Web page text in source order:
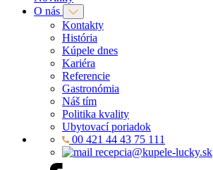
O nás
Kontakty
História
Kúpele dnes
Kariéra
Referencie
Gastronómia
Náš tím
Politika kvality
Ubytovací poriadok
00 421 44 43 75 111
recepcia@kupele-lucky.sk